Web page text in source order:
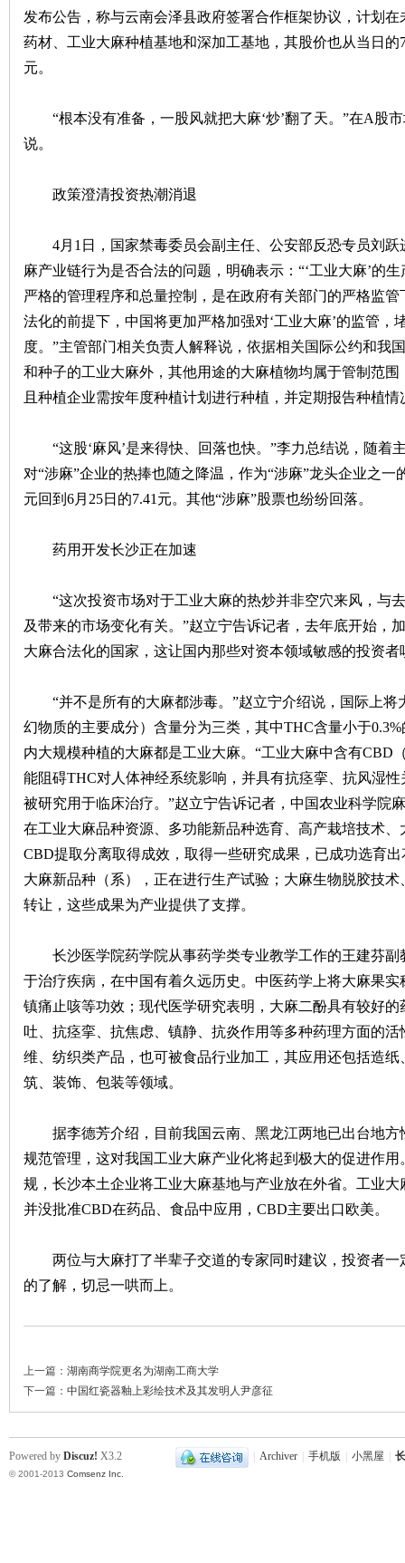
发布公告，称与云南会泽县政府签署合作框架协议，计划
药材、工业大麻种植基地和深加工基地，其股价也从当日的
元。
“根本没有准备，一股风就把大麻‘炒’翻了天。”在A股
说。
政策澄清投资热潮消退
4月1日，国家禁毒委员会副主任、公安部反恐专员刘跃
麻产业链行为是否合法的问题，明确表示：“‘工业大麻’的
严格的管理程序和总量控制，是在政府有关部门的严格监
法化的前提下，中国将更加严格加强对‘工业大麻’的监管
度。”主管部门相关负责人解释说，依据相关国际公约和我
和种子的工业大麻外，其他用途的大麻植物均属于管制范
且种植企业需按年度种植计划进行种植，并定期报告种植情
“这股‘麻风’是来得快、回落也快。”李力总结说，随着
对“涉麻”企业的热捧也随之降温，作为“涉麻”龙头企业之
元回到6月25日的7.41元。其他“涉麻”股票也纷纷回落。
药用开发长沙正在加速
“这次投资市场对于工业大麻的热炒并非空穴来风，与
及带来的市场变化有关。”赵立宁告诉记者，去年底开始，
大麻合法化的国家，这让国内那些对资本领域敏感的投资者
“并不是所有的大麻都涉毒。”赵立宁介绍说，国际上将
幻物质的主要成分）含量分为三类，其中THC含量小于
内大规模种植的大麻都是工业大麻。“工业大麻中含有CBD
能阻碍THC对人体神经系统影响，并具有抗痉挛、抗风湿
被研究用于临床治疗。”赵立宁告诉记者，中国农业科学院
在工业大麻品种资源、多功能新品种选育、高产栽培技术
CBD提取分离取得成效，取得一些研究成果，已成功选育
大麻新品种（系），正在进行生产试验；大麻生物脱胶技
转让，这些成果为产业提供了支撑。
长沙医学院药学院从事药学类专业教学工作的王建芬副
于治疗疾病，在中国有着久远历史。中医药学上将大麻果实
镇痛止咳等功效；现代医学研究表明，大麻二酚具有较好
吐、抗痉挛、抗焦虑、镇静、抗炎作用等多种药理方面的
维、纺织类产品，也可被食品行业加工，其应用还包括造
筑、装饰、包装等领域。
据李德芳介绍，目前我国云南、黑龙江两地已出台地方
规范管理，这对我国工业大麻产业化将起到极大的促进作
规，长沙本土企业将工业大麻基地与产业放在外省。工业
并没批准CBD在药品、食品中应用，CBD主要出口欧美。
两位与大麻打了半辈子交道的专家同时建议，投资者一
的了解，切忌一哄而上。
上一篇： 湖南商学院更名为湖南工商大学
下一篇： 中国红瓷器釉上彩绘技术及其发明人尹彦征
Archiver 手机版 小黑屋
Powered by Discuz! X3.2
© 2001-2013 Comsenz Inc.